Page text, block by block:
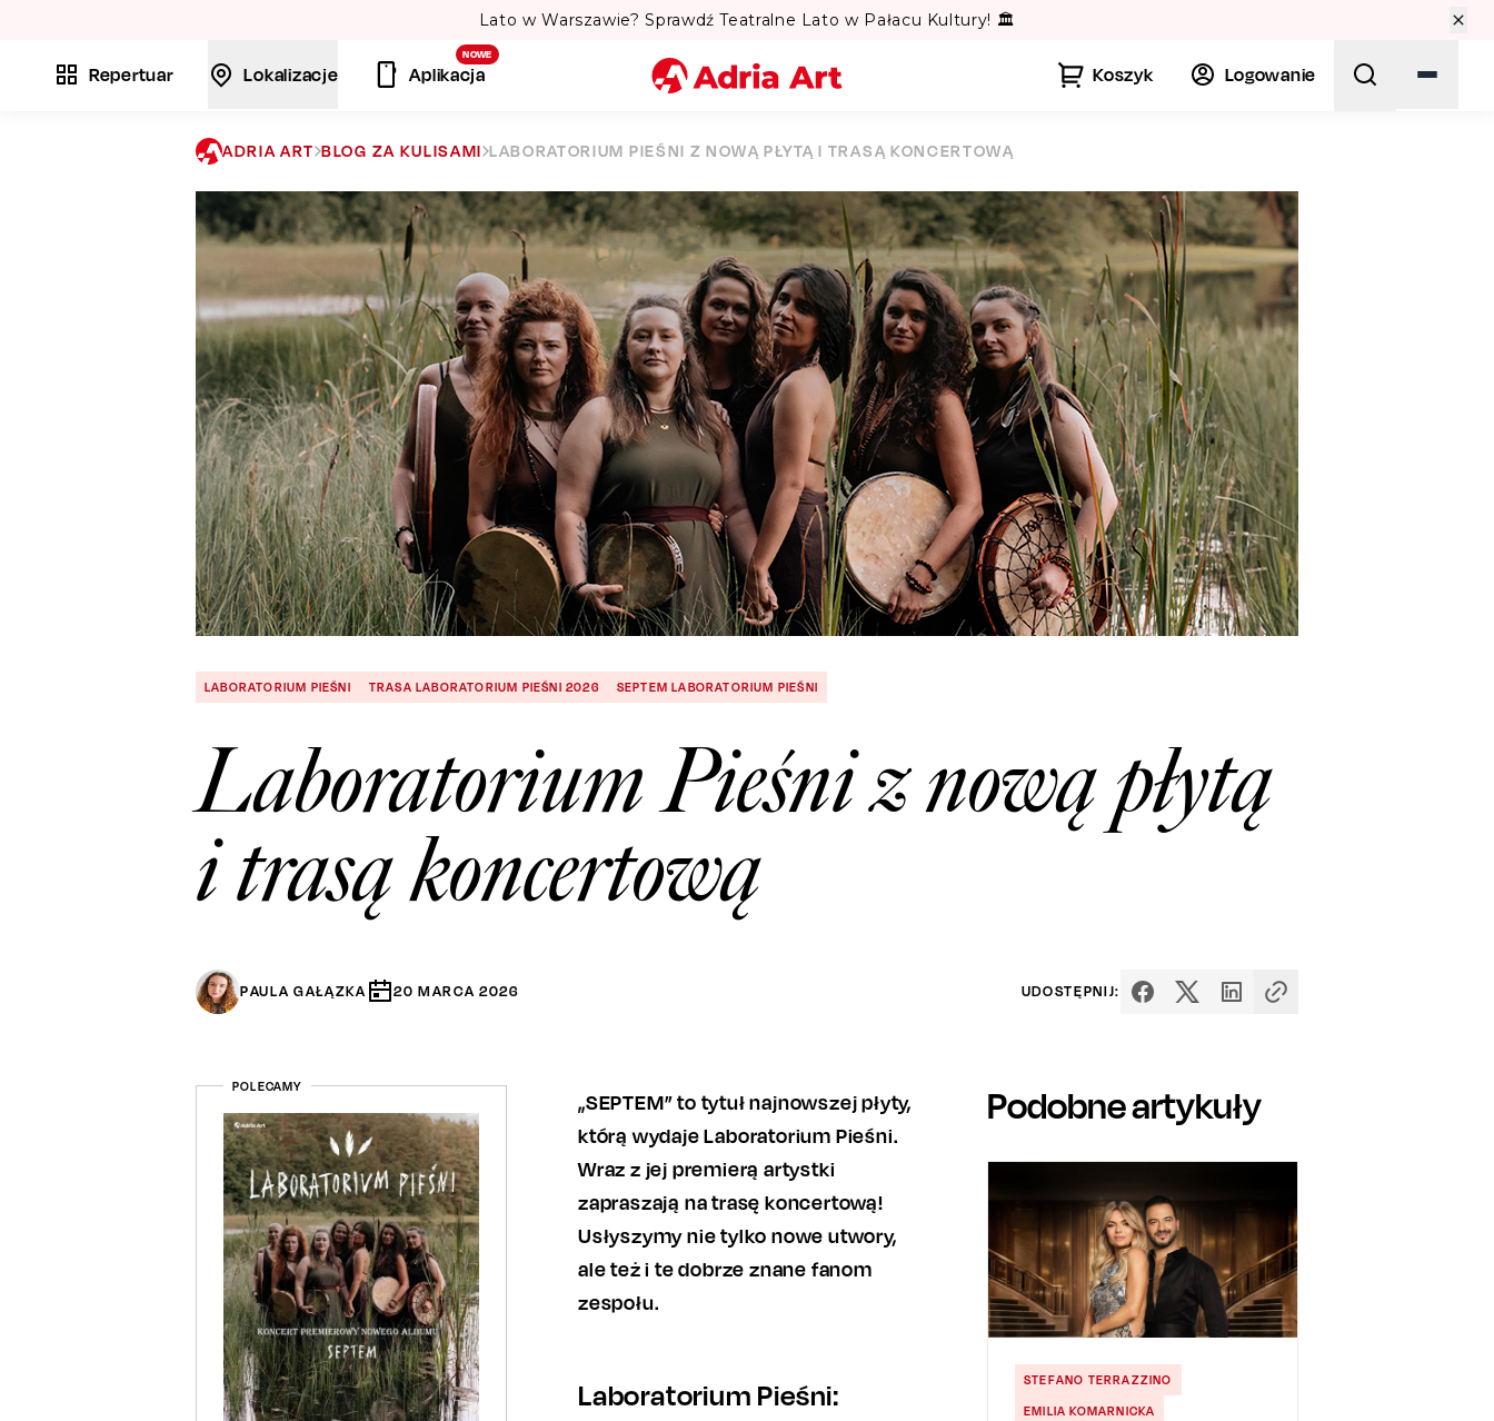
Lato w Warszawie? Sprawdź Teatralne Lato w Pałacu Kultury! 🏛️
Repertuar Lokalizacje
NOWE
Aplikacja Koszyk Logowanie
Miasto
Kategoria
Szukaj
ADRIA ART BLOG ZA KULISAMI LABORATORIUM PIEŚNI Z NOWĄ PŁYTĄ I TRASĄ KONCERTOWĄ
LABORATORIUM PIEŚNI TRASA LABORATORIUM PIEŚNI 2026 SEPTEM LABORATORIUM PIEŚNI
Laboratorium Pieśni z nową płytą
i trasą koncertową
PAULA GAŁĄZKA 20 MARCA 2026 UDOSTĘPNIJ:
POLECAMY
„SEPTEM” to tytuł najnowszej płyty,
którą wydaje Laboratorium Pieśni.
Wraz z jej premierą artystki
zapraszają na trasę koncertową!
Usłyszymy nie tylko nowe utwory,
ale też i te dobrze znane fanom
zespołu.
Laboratorium Pieśni:
Podobne artykuły
STEFANO TERRAZZINO
EMILIA KOMARNICKA